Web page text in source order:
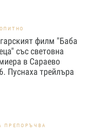
филм "Баба
със световна
в Сараево
Пуснаха трейлъра
ПРЕПОРЪЧВА